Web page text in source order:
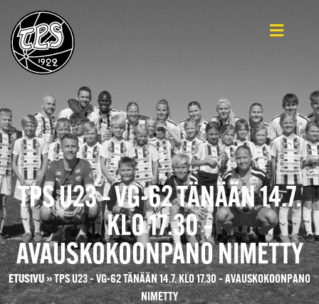
TPS U23 – VG-62 TÄNÄÄN 14.7.
KLO 17.30 –
AVAUSKOKOONPANO NIMETTY
ETUSIVU»TPS U23 – VG-62 TÄNÄÄN 14.7. KLO 17.30 – AVAUSKOKOONPANO
NIMETTY